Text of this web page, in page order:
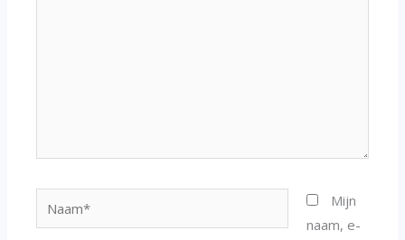
Mijn
naam, e-